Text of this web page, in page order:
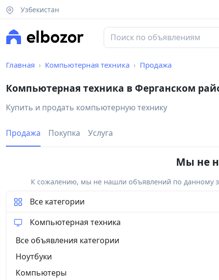
Узбекистан
Главная Компьютерная техника Продажа
Компьютерная техника в Ферганском
Купить и продать компьютерную технику
Продажа Покупка Услуга
Мы не
К сожалению, мы не нашли объявлений по данному
Все категории
Компьютерная техника
Все объявления категории
Ноутбуки
Компьютеры